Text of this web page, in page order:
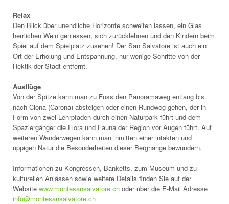
Relax
Den Blick über unendliche Horizonte schweifen lassen, ein Glas
herrlichen Wein geniessen, sich zurücklehnen und den Kindern beim
Spiel auf dem Spielplatz zusehen! Der San Salvatore ist auch ein
Ort der Erholung und Entspannung, nur wenige Schritte von der
Hektik der Stadt entfernt.
Ausflüge
Von der Spitze kann man zu Fuss den Panoramaweg entlang bis
nach Ciona (Carona) absteigen oder einen Rundweg gehen, der in
Form von zwei Lehrpfaden durch einen Naturpark führt und dem
Spaziergänger die Flora und Fauna der Region vor Augen führt. Auf
weiteren Wanderwegen kann man inmitten einer intakten und
üppigen Natur die Besonderheiten dieser Berghänge bewundern.
Informationen zu Kongressen, Banketts, zum Museum und zu
kulturellen Anlässen sowie weitere Details finden Sie auf der
Website www.montesansalvatore.ch oder über die E-Mail Adresse
info@montesansalvatore.ch